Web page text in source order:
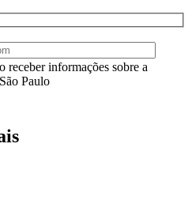
receber informações sobre a
Paulo